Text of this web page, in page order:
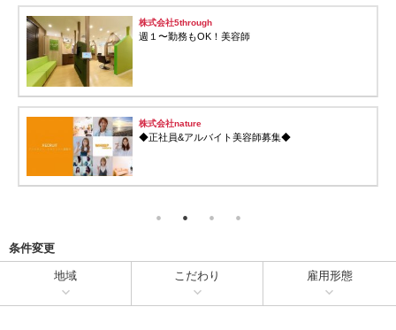
株式会社5through
週１〜勤務もOK！美容師
株式会社nature
◆正社員&アルバイト美容師募集◆
条件変更
地域 こだわり 雇用形態